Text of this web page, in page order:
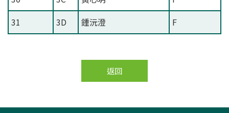
31
3D 鍾沅澄 F
返回